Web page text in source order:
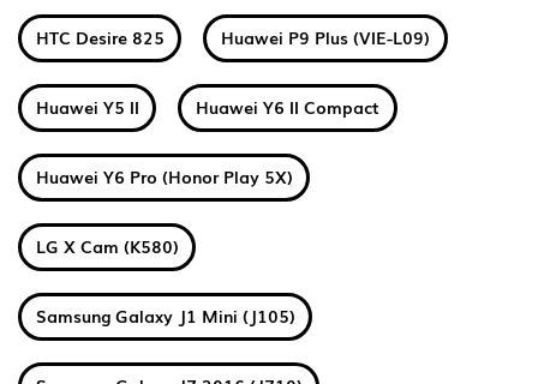
HTC Desire 825 Huawei P9 Plus (VIE-L09)
Huawei Y5 II Huawei Y6 II Compact
Huawei Y6 Pro (Honor Play 5X)
LG X Cam (K580)
Samsung Galaxy J1 Mini (J105)